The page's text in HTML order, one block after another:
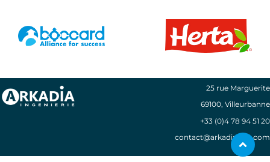
- Facturation au temps passé.
25 rue Marguerite
69100, Villeurbanne
+33 (0)4 78 94 51 20
contact@arkadia-ing.com